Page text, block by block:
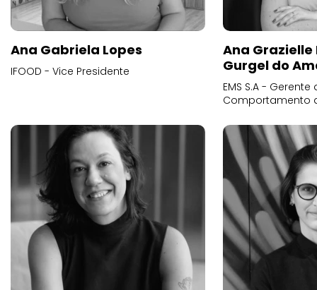
Ana Gabriela Lopes
IFOOD - Vice Presidente
Ana
Gurgel do
EMS S.A -
Comportamento